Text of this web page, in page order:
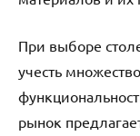
При выборе
учесть
рынок